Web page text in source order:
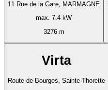
11 Rue de la Gare, MARMAGNE
max. 7.4 kW
3276 m
Virta
Route de Bourges, Sainte-Thorette